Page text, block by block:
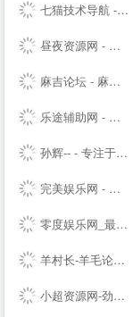
七猫技术导航 - 学技术,找资源,从这里开始
昼夜资源网 - 专注活动，软件，教程分享！总之就是网络那些事。
麻吉论坛 - 麻吉辅助,麻吉资源,我爱资源网,麻吉娱乐网,辅助网,破解软件分享,最全面的免费资源论坛 - www.k7788.cn
乐途辅助网 - 我爱辅助网_678辅助网-找辅助上乐途-最大游戏辅助网-热门辅助资源网
孙辉-- - 专注于各种焊接设备、电动缸营销和焊接技术分享交流-后花园笔记
完美娱乐网 - 免费活动福利等分享平台
零度娱乐网_最专业的资源收集分享平台_破解软件教程源码分享|易语言源码|线报乐园|最专业的技术网站|最新QQ资讯
羊村长-羊毛论坛，开放交流，共享精神，让你的钱包鼓起来！ - Powered by Discuz!
小超资源网-劲爆游戏辅助网_我爱辅助网_专注分享绿色软件